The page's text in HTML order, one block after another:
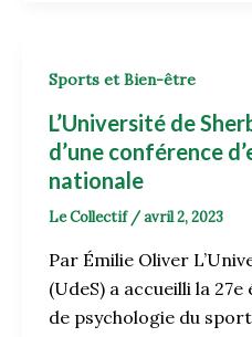
Sports et Bien-être
L’Université de
d’une conférence
nationale
Le Collectif /avril 2, 2023
Par Émilie Oliver
(UdeS) a accueilli la
de psychologie du